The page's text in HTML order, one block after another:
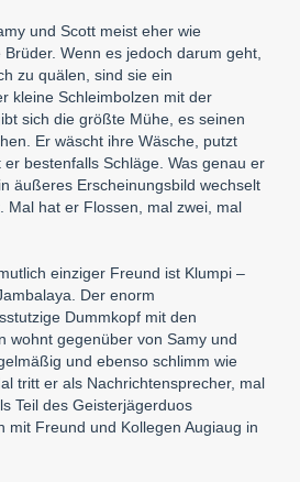
und Scott meist eher wie
Wenn es jedoch darum geht,
zu quälen, sind sie ein
kleine Schleimbolzen mit der
sich die größte Mühe, es seinen
Er wäscht ihre Wäsche, putzt
bestenfalls Schläge. Was genau er
äußeres Erscheinungsbild wechselt
Mal hat er Flossen, mal zwei, mal
einziger Freund ist Klumpi –
Der enorm
Dummkopf mit den
wohnt gegenüber von Samy und
und ebenso schlimm wie
tritt er als Nachrichtensprecher, mal
Teil des Geisterjägerduos
mit Freund und Kollegen Augiaug in